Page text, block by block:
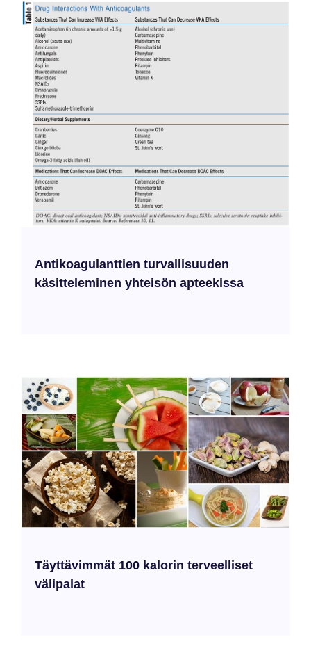
Antikoagulanttien turvallisuuden
käsitteleminen yhteisön apteekissa
Täyttävimmät 100 kalorin terveelliset
välipalat